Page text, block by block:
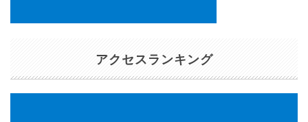
アクセスランキング